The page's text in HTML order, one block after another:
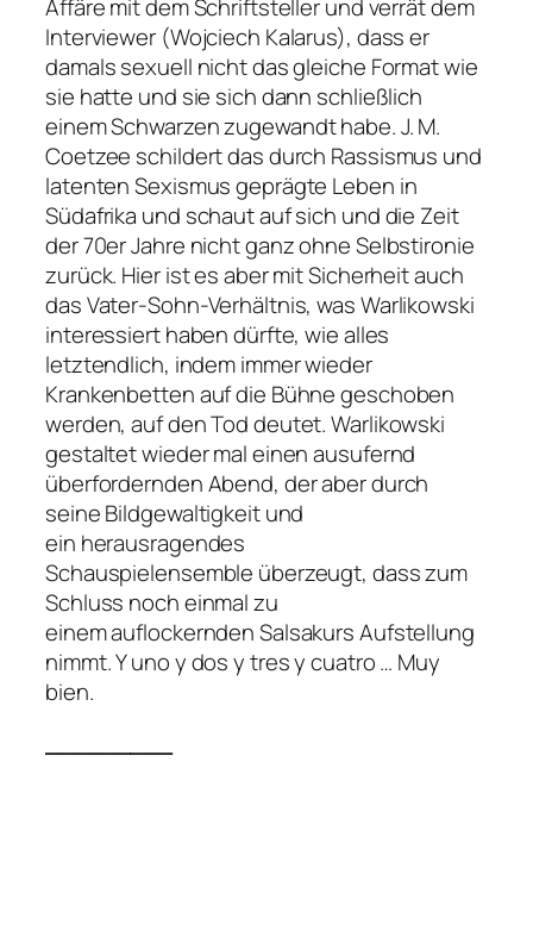
Affäre mit dem Schriftsteller und verrät dem
Interviewer (Wojciech Kalarus), dass er
damals sexuell nicht das gleiche Format wie
sie hatte und sie sich dann schließlich
einem Schwarzen zugewandt habe. J. M.
Coetzee schildert das durch Rassismus und
latenten Sexismus geprägte Leben in
Südafrika und schaut auf sich und die Zeit
der 70er Jahre nicht ganz ohne Selbstironie
zurück. Hier ist es aber mit Sicherheit auch
das Vater-Sohn-Verhältnis, was Warlikowski
interessiert haben dürfte, wie alles
letztendlich, indem immer wieder
Krankenbetten auf die Bühne geschoben
werden, auf den Tod deutet. Warlikowski
gestaltet wieder mal einen ausufernd
überfordernden Abend, der aber durch
seine Bildgewaltigkeit und
ein herausragendes
Schauspielensemble überzeugt, dass zum
Schluss noch einmal zu
einem auflockernden Salsakurs Aufstellung
nimmt. Y uno y dos y tres y cuatro … Muy
bien.